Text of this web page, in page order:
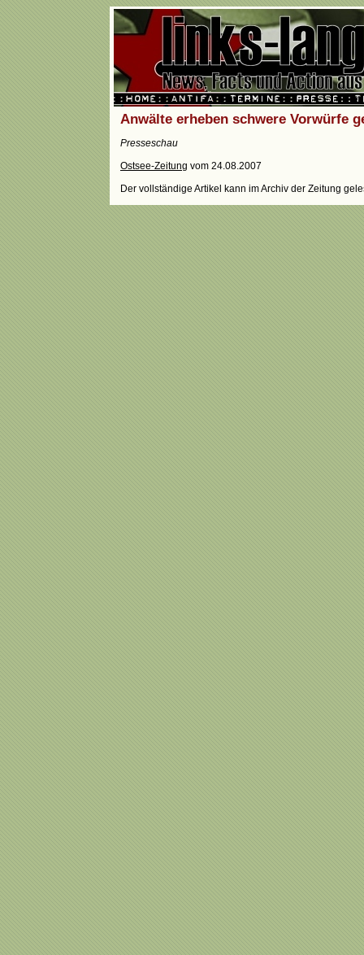
Anwälte erheben schwere Vorwürfe
Presseschau
Ostsee-Zeitung vom 24.08.2007
Der vollständige Artikel kann im Archiv der Zeitung